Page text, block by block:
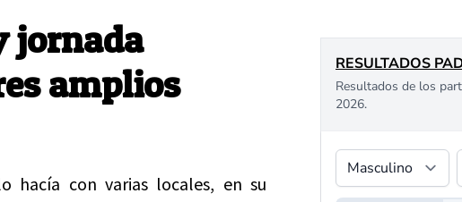
jornada
amplios
hacía con varias locales, en su